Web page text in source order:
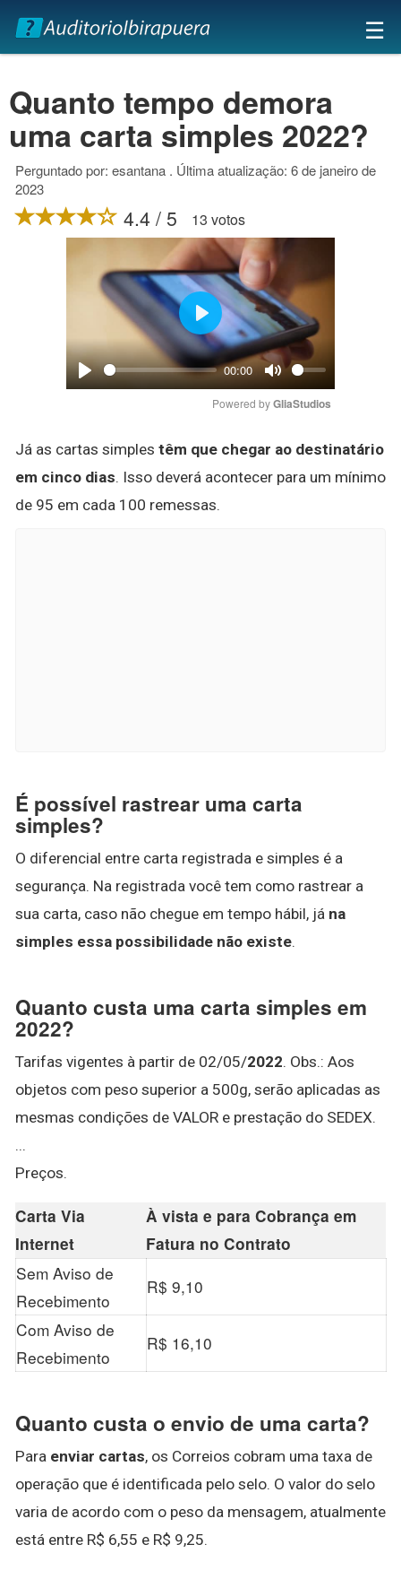
×
☰
Quanto tempo demora
uma carta simples 2022?
Perguntado por: esantana . Última atualização: 6 de janeiro de
2023
4.4 / 5 13 votos
Play
00:00
Mute
Play
Powered by GliaStudios
Já as cartas simples têm que chegar ao destinatário
em cinco dias. Isso deverá acontecer para um mínimo
de 95 em cada 100 remessas.
É possível rastrear uma carta
simples?
O diferencial entre carta registrada e simples é a
segurança. Na registrada você tem como rastrear a
sua carta, caso não chegue em tempo hábil, já na
simples essa possibilidade não existe.
Quanto custa uma carta simples em
2022?
Tarifas vigentes à partir de 02/05/2022. Obs.: Aos
objetos com peso superior a 500g, serão aplicadas as
mesmas condições de VALOR e prestação do SEDEX.
...
Preços.
Carta Via
Internet
À vista e para Cobrança em
Fatura no Contrato
Sem Aviso de
Recebimento
R$ 9,10
Com Aviso de
Recebimento
R$ 16,10
Quanto custa o envio de uma carta?
Para enviar cartas, os Correios cobram uma taxa de
operação que é identificada pelo selo. O valor do selo
varia de acordo com o peso da mensagem, atualmente
está entre R$ 6,55 e R$ 9,25.